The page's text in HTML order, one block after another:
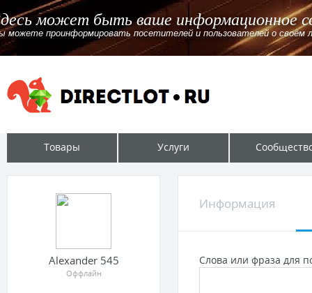
Здесь может быть ваше
Вы можете проинформировать посетителей и пользователей о
Товары Услуги
Alexander 545
Оффлайн
Информация
Слова или фраза для